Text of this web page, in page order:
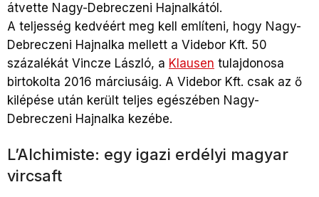
átvette Nagy-Debreczeni Hajnalkától.
A teljesség kedvéért meg kell említeni, hogy Nagy-
Debreczeni Hajnalka mellett a Videbor Kft. 50
százalékát Vincze László, a Klausen tulajdonosa
birtokolta 2016 márciusáig. A Videbor Kft. csak az ő
kilépése után került teljes egészében Nagy-
Debreczeni Hajnalka kezébe.
L’Alchimiste: egy igazi erdélyi magyar
vircsaft